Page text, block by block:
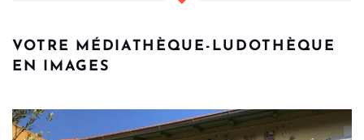
VOTRE MÉDIATHÈQUE-LUDOTHÈQUE
EN IMAGES